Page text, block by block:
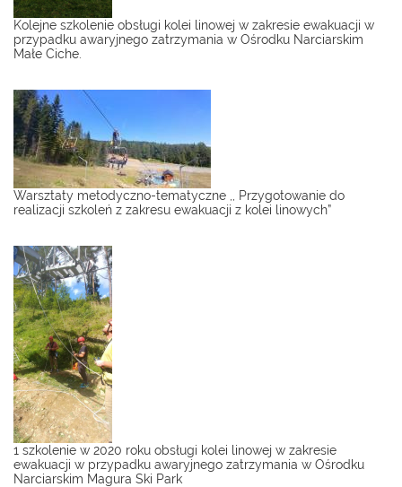
Kolejne szkolenie obsługi kolei linowej w zakresie ewakuacji w
przypadku awaryjnego zatrzymania w Ośrodku Narciarskim
Małe Ciche.
Warsztaty metodyczno-tematyczne ,, Przygotowanie do
realizacji szkoleń z zakresu ewakuacji z kolei linowych”
1 szkolenie w 2020 roku obsługi kolei linowej w zakresie
ewakuacji w przypadku awaryjnego zatrzymania w Ośrodku
Narciarskim Magura Ski Park